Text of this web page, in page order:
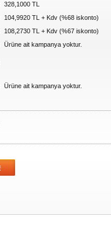
328,1000 TL
104,9920 TL + Kdv (%68 iskonto)
108,2730 TL + Kdv (%67 iskonto)
Ürüne ait kampanya yoktur.
Ürüne ait kampanya yoktur.